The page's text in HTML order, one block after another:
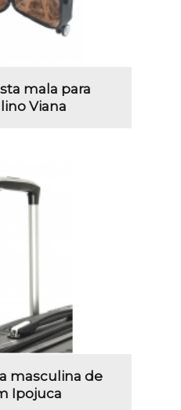
mala para
Viana
masculina de
Ipojuca